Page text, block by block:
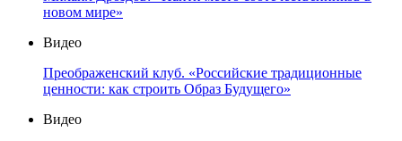
новом мире»
Видео
Преображенский клуб. «Российские традиционные
ценности: как строить Образ Будущего»
Видео